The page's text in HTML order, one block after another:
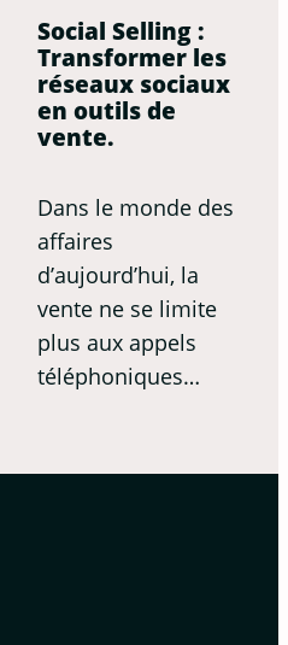
Social Selling :
Transformer les
réseaux sociaux
en outils de
vente.
Dans le monde des
affaires
d’aujourd’hui, la
vente ne se limite
plus aux appels
téléphoniques…